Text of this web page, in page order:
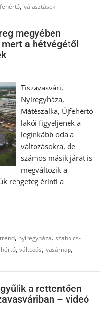
,választások
megyében
a hétvégétől
Tiszavasvári,
Nyíregyháza,
Mátészalka, Újfehértó
lakói figyeljenek a
leginkább oda a
változásokra, de
számos másik járat is
megváltozik a
rengeteg érinti a
, nyíregyháza,szabolcs-
,változás,vasárnap,
a rettentően
– videó